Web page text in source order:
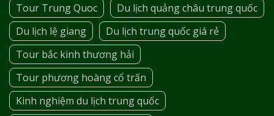
Tour Trung Quoc
Du lịch quảng châu trung quốc
Du lịch lệ giang
Du lịch trung quốc giá rẻ
Tour bắc kinh thương hải
Tour phương hoàng cổ trấn
Kinh nghiệm du lịch trung quốc